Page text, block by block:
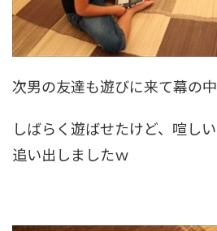
次男の友達も遊びに来て幕の
しばらく遊ばせたけど、喧し
追い出しましたｗ